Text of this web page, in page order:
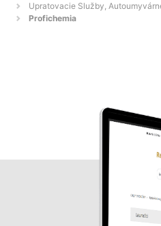
Upratovacie Služby,
Profichemia